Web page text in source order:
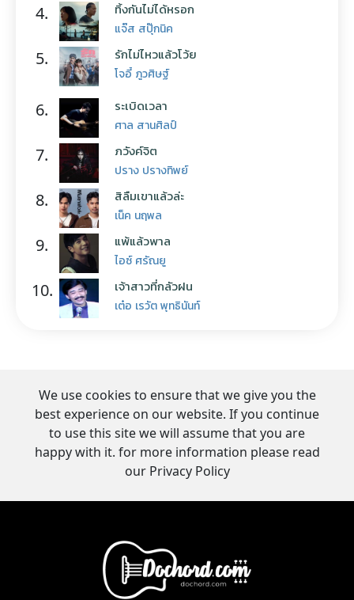
4. ทิ้งกันไม่ได้หรอก
แจ๊ส สปุ๊กนิค
5. รักไม่ไหวแล้วโว้ย
โจอี้ ภูวศิษฐ์
6. ระเบิดเวลา
ศาล สานศิลป์
7. ภวังค์จิต
ปราง ปรางทิพย์
8. สิลืมเขาแล้วล่ะ
เน็ค นฤพล
9. แพ้แล้วพาล
ไอซ์ ศรัณยู
10. เจ้าสาวที่กลัวฝน
เต๋อ เรวัต พุทธินันท์
We use cookies to ensure that we give you the
best experience on our website. If you continue
to use this site we will assume that you are
happy with it. for more information please read
our Privacy Policy